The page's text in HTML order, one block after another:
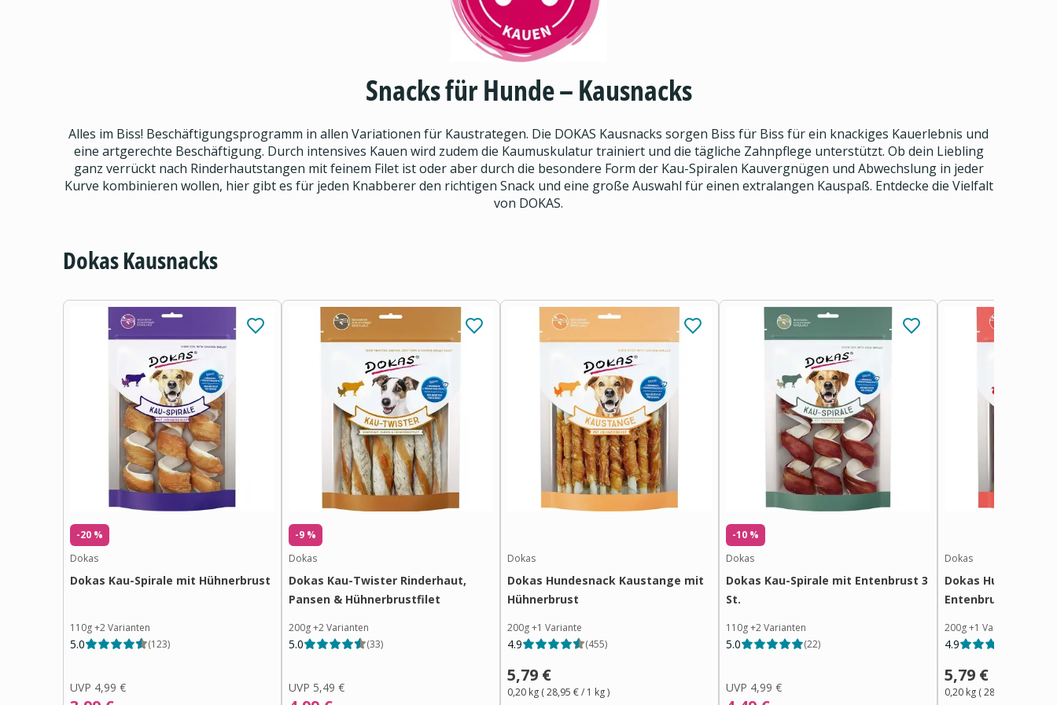
Snacks für Hunde – Kausnacks
Alles im Biss! Beschäftigungsprogramm in allen Variationen für Kaustrategen. Die DOKAS Kausnacks sorgen Biss für Biss für ein knackiges Kauerlebnis und
eine artgerechte Beschäftigung. Durch intensives Kauen wird zudem die Kaumuskulatur trainiert und die tägliche Zahnpflege unterstützt. Ob dein Liebling
ganz verrückt nach Rinderhautstangen mit feinem Filet ist oder aber durch die besondere Form der Kau-Spiralen Kauvergnügen und Abwechslung in jeder
Kurve kombinieren wollen, hier gibt es für jeden Knabberer den richtigen Snack und eine große Auswahl für einen extralangen Kauspaß. Entdecke die Vielfalt
von DOKAS.
Dokas Kausnacks
-20 %
Dokas
Dokas Kau-Spirale mit Hühnerbrust
110g+2Varianten
5.0 (123)
UVP 4,99 €
-9 %
Dokas
Dokas Kau-Twister Rinderhaut,
Pansen & Hühnerbrustfilet
200g+2Varianten
5.0 (33)
UVP 5,49 €
Dokas
Dokas Hundesnack Kaustange mit
Hühnerbrust
200g+1 Variante
4.9 (455)
5,79 €
0,20 kg (28,95 €/ 1 kg)
-10 %
Dokas
Dokas Kau-Spirale mit Entenbrust 3
St.
110g+2Varianten
5.0 (22)
UVP 4,99 €
Dokas
Dokas
Entenbrust
200g+1 Variante
4.9
5,79 €
0,20 kg (28,95 €